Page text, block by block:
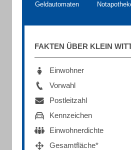
Geldautomaten
FAKTEN ÜBER KLEIN
Einwohner
Vorwahl
Postleitzahl
Kennzeichen
Einwohnerdichte
Gesamtfläche*